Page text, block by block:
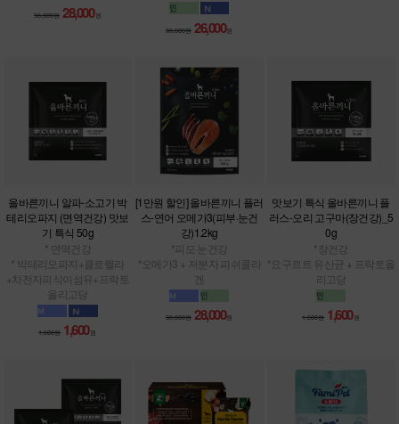
38,000원 28,000원
38,000원 26,000원
올바른끼니 알파-소고기 박
테리오파지 (면역건강) 맛보
기 특식 50g
* 면역건강
* 박테리오파지+클로렐라
+차전자피식이섬유+프락토
올리고당
1,600원 1,600 원
[1만원 할인] 올바른끼니 플러
스-연어 오메가3(피부·눈건
강)1.2kg
*피모·눈건강
*오메가3 + 저분자 피쉬콜라
겐
38,000원 28,000원
맛보기 특식 올바른끼니 플
러스-오리 고구마(장건강)_5
0g
*장건강
*요구르트 유산균 + 프락토올
리고당
1,600원 1,600 원